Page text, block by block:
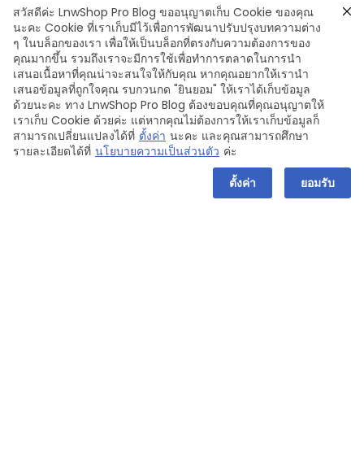
กรอกอีเมลและรหัสผ่านที่คุณตั้งไว้
กดปุ่มเข้าสู่ระบบ
เข้าสู่ระบบเรียบร้อย
2. กรณีต้องการเข้าสู่ระบบผ่านบัญชี
ออนไลน์ Facebook, Line, Gmail หรือ
สวัสดีค่ะ LnwShop Pro Blog ขออนุญาตเก็บ Cookie ของคุณ
นะคะ Cookie ที่เราเก็บมีไว้เพื่อการพัฒนาปรับปรุงบทความต่าง
ๆ ในบล็อกของเรา เพื่อให้เป็นบล็อกที่ตรงกับความต้องการของ
คุณมากขึ้น รวมถึงเราจะมีการใช้เพื่อทำการตลาดในการนำ
เสนอเนื้อหาที่คุณน่าจะสนใจให้กับคุณ หากคุณอยากให้เรานำ
เสนอข้อมูลที่ถูกใจคุณ รบกวนกด "ยินยอม" ให้เราได้เก็บข้อมูล
ด้วยนะคะ ทาง LnwShop Pro Blog ต้องขอบคุณที่คุณอนุญาตให้
เราเก็บ Cookie ด้วยค่ะ แต่หากคุณไม่ต้องการให้เราเก็บข้อมูลก็
สามารถเปลี่ยนแปลงได้ที่ ตั้งค่า นะคะ และคุณสามารถศึกษา
รายละเอียดได้ที่ นโยบายความเป็นส่วนตัว ค่ะ
ตั้งค่า
ยอมรับ